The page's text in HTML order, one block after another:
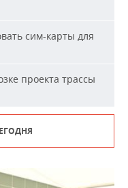
сим-карты для
проекта трассы